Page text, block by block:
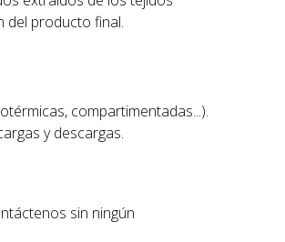
del producto final.
compartimentadas...).
y descargas.
sin ningún